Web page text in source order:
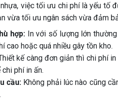
việc tối ưu chi phí là yếu tố
vừa tối ưu ngân sách vừa đảm
hợp: In với số lượng lớn
cao hoặc quá nhiều gây tồn kho.
kế càng đơn giản thì chi phí
phí in ấn.
cầu: Không phải lúc nào cũng